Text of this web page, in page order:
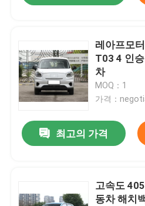
레아프모
T03 4 인
차
MOQ：1
가격：
최고의 가격
고속도
동차 해치